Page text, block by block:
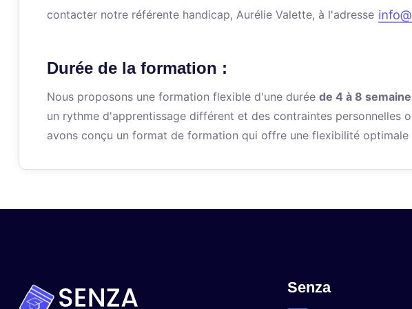
contacter notre référente handicap, Aurélie Valette, à l'adresse
Durée de la formation :
Nous proposons une formation flexible d'une durée de 4 à 8
un rythme d'apprentissage différent et des contraintes personnelles
avons conçu un format de formation qui offre une flexibilité optimale
Senza